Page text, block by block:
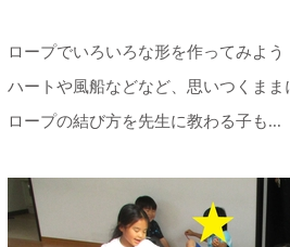
ロープでいろいろな形を作ってみよう
ハートや風船などなど、思いつくまま
ロープの結び方を先生に教わる子も...